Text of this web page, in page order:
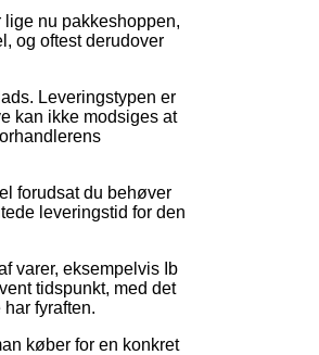
nu pakkeshoppen,
og oftest derudover
Leveringstypen er
kan ikke modsiges at
forudsat du behøver
leveringstid for den
varer, eksempelvis Ib
tidspunkt, med det
fyraften.
køber for en konkret